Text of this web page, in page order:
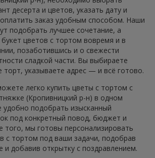
десерта и цветов, указать дату и
заказ удобным способом. Наши
подобрать лучшее сочетание, а
цветов с тортом вовремя и в
позаботившись и о свежести
сладкой части. Вы выбираете
торт, указываете адрес — и всё готово.
легко купить цветы с тортом с
(Кропивницкий р-н) в одном
удобно подобрать изысканный
под конкретный повод, бюджет и
того, мы готовы персонализировать
с тортом под ваши задачи, подобрав
и добавив открытку с поздравлением.